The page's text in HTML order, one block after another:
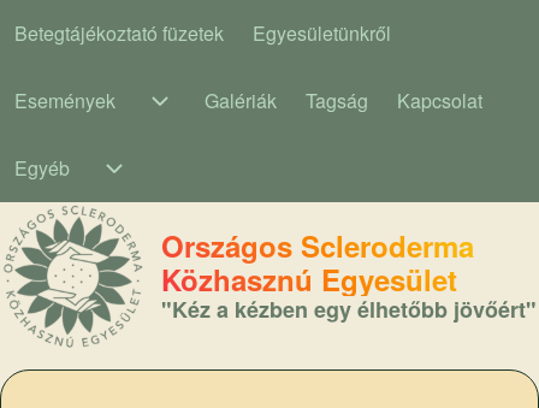
Main navigation
Betegtájékoztató füzetek Egyesületünkről
Események
Események sub-navigation
Galériák Tagság Kapcsolat
Egyéb
Országos Scleroderma
Közhasznú Egyesület
"Kéz a kézben egy élhetőbb jövőért"